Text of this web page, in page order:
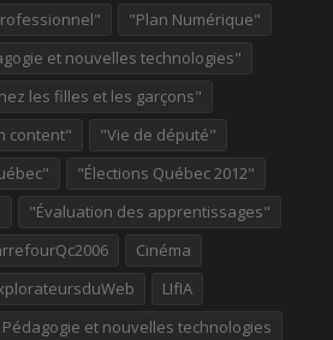
"Plan Numérique"
et nouvelles technologies"
les filles et les garçons"
content"
"Vie de député"
"Élections Québec 2012"
"Évaluation des apprentissages"
Cinéma
LIfIA
Pédagogie et nouvelles technologies